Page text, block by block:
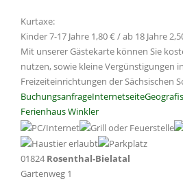
Kurtaxe:
Kinder 7-17 Jahre 1,80 € / ab 18 Jahre
Mit unserer Gästekarte können Sie
nutzen, sowie kleine Vergünstigungen
Freizeiteinrichtungen der Sächsischen
BuchungsanfrageInternetseite
Ferienhaus Winkler
01824 Rosenthal-Bielatal
Gartenweg 1